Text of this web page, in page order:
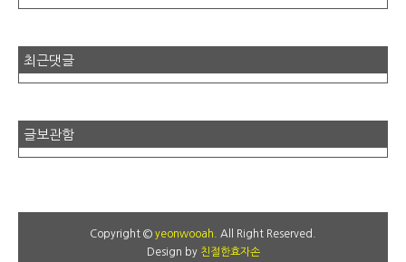
최근댓글
글보관함
Copyright © yeonwooah . All Right Reserved.
Design by 친절한효자손